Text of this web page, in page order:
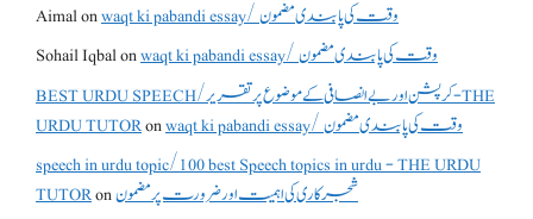
Aimalon
waqt ki pabandi essay/ وقت کی پابندی مضمون
Sohail Iqbalon
waqt ki pabandi essay/ وقت کی پابندی مضمون
BEST URDU SPEECH/کرپشن اور بے انصافی کے موضوع پر تقریر - THE
URDU TUTORon
waqt ki pabandi essay/ وقت کی پابندی مضمون
speech in urdu topic/100 best Speech topics in urdu - THE URDU
TUTORonشجرکاری کی اہمیت اور ضرورت پر مضمون